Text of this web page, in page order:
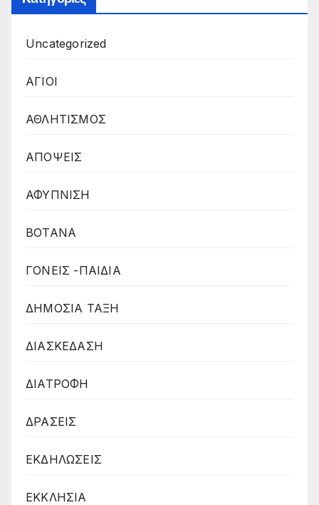
Uncategorized
ΑΓΙΟΙ
ΑΘΛΗΤΙΣΜΟΣ
ΑΠΟΨΕΙΣ
ΑΦΥΠΝΙΣΗ
ΒΟΤΑΝΑ
ΓΟΝΕΙΣ -ΠΑΙΔΙΑ
ΔΗΜΟΣΙΑ ΤΑΞΗ
ΔΙΑΣΚΕΔΑΣΗ
ΔΙΑΤΡΟΦΗ
ΔΡΑΣΕΙΣ
ΕΚΔΗΛΩΣΕΙΣ
ΕΚΚΛΗΣΙΑ